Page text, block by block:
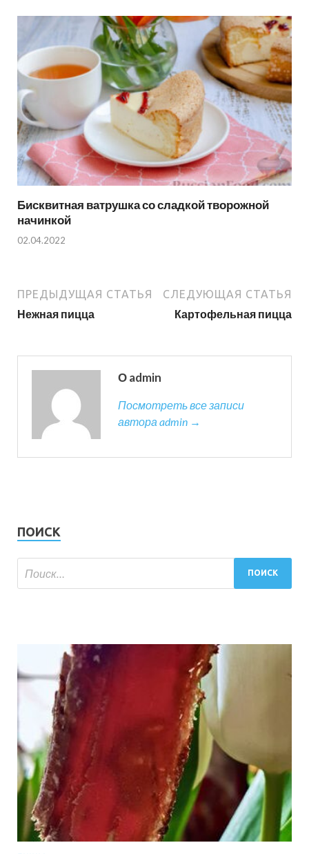
Бисквитная ватрушка со сладкой творожной
начинкой
02.04.2022
ПРЕДЫДУЩАЯ СТАТЬЯ
Нежная пицца
СЛЕДУЮЩАЯ СТАТЬЯ
Картофельная пицца
О admin
Посмотреть все записи
автора admin →
ПОИСК